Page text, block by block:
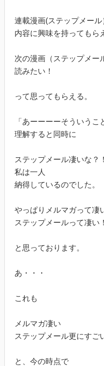
連載漫画(ステップメール
内容に興味を持ってもら
次の漫画（ステップメー
読みたい！
って思ってもらえる。
「あーーーーそういう
理解すると同時に
ステップメール凄いな？
私は一人
納得しているのでした。
やっぱりメルマガって凄
ステップメールって凄い
と思っております。
あ・・・
これも
メルマガ凄い
ステップメール更にすご
と、今の時点で